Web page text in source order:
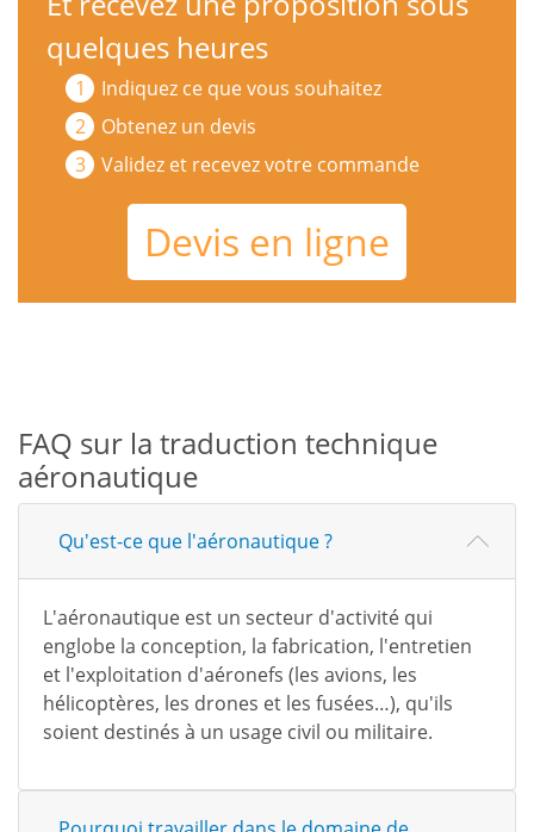
quelques heures
Indiquez ce que vous souhaitez
Obtenez un devis
Validez et recevez votre commande
Devis en ligne
FAQ sur la traduction technique
aéronautique
Qu'est-ce que l'aéronautique ?
L'aéronautique est un secteur d'activité qui
englobe la conception, la fabrication, l'entretien
et l'exploitation d'aéronefs (les avions, les
hélicoptères, les drones et les fusées…), qu'ils
soient destinés à un usage civil ou militaire.